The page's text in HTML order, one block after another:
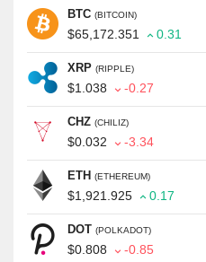
BTC (BITCOIN)
$65,172.351 0.31
XRP (RIPPLE)
$1.038 -0.27
CHZ (CHILIZ)
$0.032 -3.34
ETH (ETHEREUM)
$1,921.925 0.17
DOT (POLKADOT)
$0.808 -0.85